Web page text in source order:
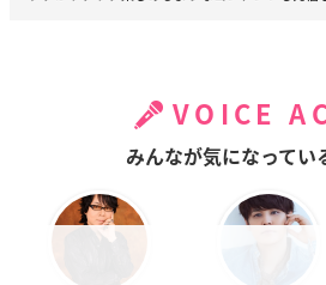
VOICE
みんなが気になってい